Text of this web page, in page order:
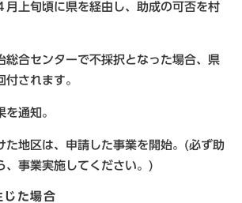
月上旬頃に県を経由し、助成の可否を村
合センターで不採択となった場合、県
されます。
を通知。
た地区は、申請した事業を開始。(必ず助
、事業実施してください。)
じた場合